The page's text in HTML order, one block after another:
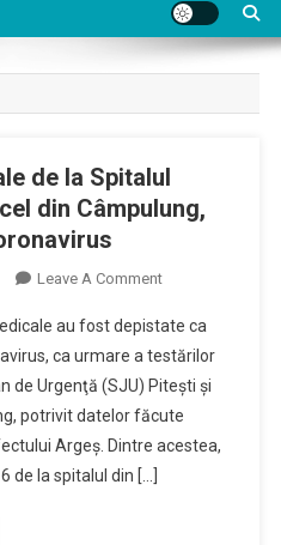
de la Spitalul
din Câmpulung,
Leave A CommentOn
De
Cadre
Medicale
De
La
au fost depistate ca
ca urmare a testărilor
de Urgenţă (SJU) Piteşti şi
potrivit datelor făcute
Argeş. Dintre acestea,
de la spitalul din […]